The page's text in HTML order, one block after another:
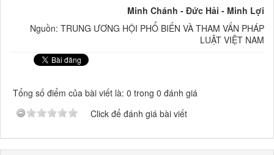
Minh Chánh - Đức Hải - Minh Lợi
Nguồn: TRUNG ƯƠNG HỘI PHỔ BIẾN VÀ THAM VẤN PHÁP
LUẬT VIỆT NAM
Tổng số điểm của bài viết là: 0 trong 0 đánh giá
Click để đánh giá bài viết